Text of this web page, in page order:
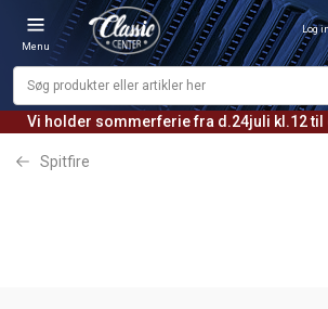
Vi holder sommerferie fra d.24juli kl.12 til
Menu
Log
Spitfire